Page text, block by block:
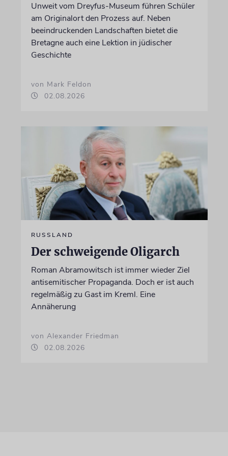
Unweit vom Dreyfus-Museum führen Schüler
am Originalort den Prozess auf. Neben
beeindruckenden Landschaften bietet die
Bretagne auch eine Lektion in jüdischer
Geschichte
von Mark Feldon
02.08.2026
RUSSLAND
Der schweigende Oligarch
Roman Abramowitsch ist immer wieder Ziel
antisemitischer Propaganda. Doch er ist auch
regelmäßig zu Gast im Kreml. Eine
Annäherung
von Alexander Friedman
02.08.2026